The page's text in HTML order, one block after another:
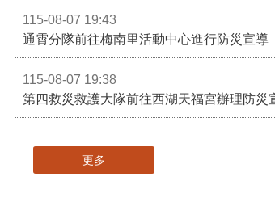
115-08-07 19:43
通霄分隊前往梅南里活動中心進行防災宣導
115-08-07 19:38
第四救災救護大隊前往西湖天福宮辦理防災
更多